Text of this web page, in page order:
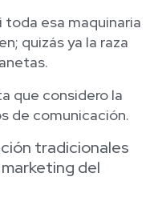
toda esa maquinaria
quizás ya la raza
que considero la
de comunicación.
tradicionales
del